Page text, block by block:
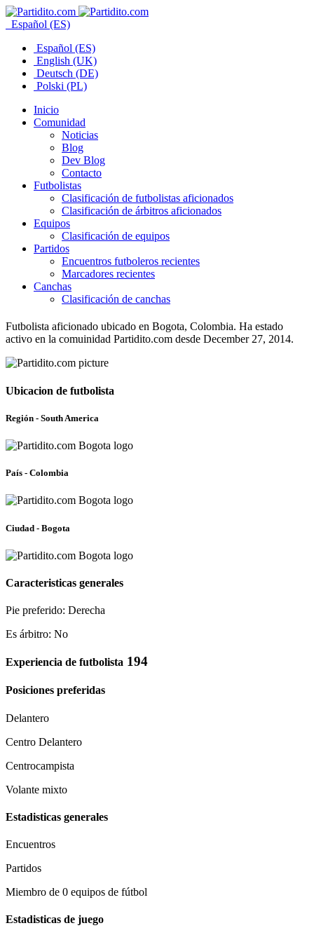
Español (ES)
Español (ES)
English (UK)
Deutsch (DE)
Polski (PL)
Inicio
Comunidad
Noticias
Blog
Dev Blog
Contacto
Futbolistas
Clasificación de futbolistas aficionados
Clasificación de árbitros aficionados
Equipos
Clasificación de equipos
Partidos
Encuentros futboleros recientes
Marcadores recientes
Canchas
Clasificación de canchas
Futbolista aficionado ubicado en Bogota, Colombia. Ha estado
activo en la comuinidad Partidito.com desde December 27, 2014.
Ubicacion de futbolista
Región - South America
País - Colombia
Ciudad - Bogota
Caracteristicas generales
Pie preferido: Derecha
Es árbitro: No
Experiencia de futbolista 194
Posiciones preferidas
Delantero
Centro Delantero
Centrocampista
Volante mixto
Estadisticas generales
Encuentros
Partidos
Miembro de 0 equipos de fútbol
Estadisticas de juego